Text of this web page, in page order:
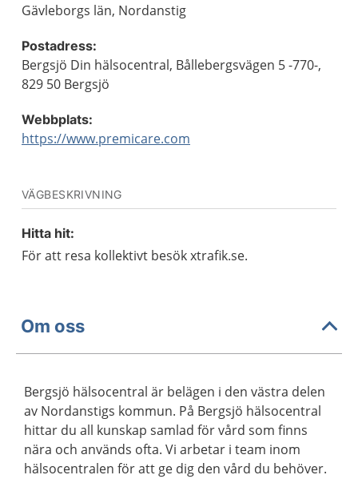
Gävleborgs län, Nordanstig
Postadress:
Bergsjö Din hälsocentral, Bållebergsvägen 5 -770-,
829 50 Bergsjö
Webbplats:
https://www.premicare.com
VÄGBESKRIVNING
Hitta hit:
För att resa kollektivt besök xtrafik.se.
Om oss
Bergsjö hälsocentral är belägen i den västra delen
av Nordanstigs kommun. På Bergsjö hälsocentral
hittar du all kunskap samlad för vård som finns
nära och används ofta. Vi arbetar i team inom
hälsocentralen för att ge dig den vård du behöver.